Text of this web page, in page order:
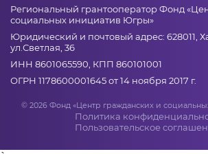
Региональный грантооператор Фонд
социальных инициатив Югры»
Юридический и почтовый адрес: 628011,
ул.Светлая, 36
ИНН 8601065590, КПП 860101001
ОГРН 1178600001645 от 14 ноября 2017 г.
© 2026 Фонд «Центр гражданских и
Политика
Пользовательское